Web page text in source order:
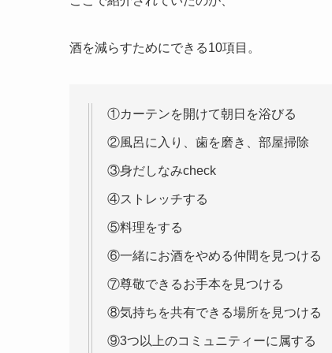
酒を減らすためにできる10項目。
①カーテンを開けて朝日を浴びる
②風呂に入り、歯を磨き、部屋掃除
③身だしなみcheck
④ストレッチする
⑤料理をする
⑥一緒にお酒をやめる仲間を見つける
⑦尊敬できるお手本を見つける
⑧気持ちを共有できる場所を見つける
⑨3つ以上のコミュニティーに属する